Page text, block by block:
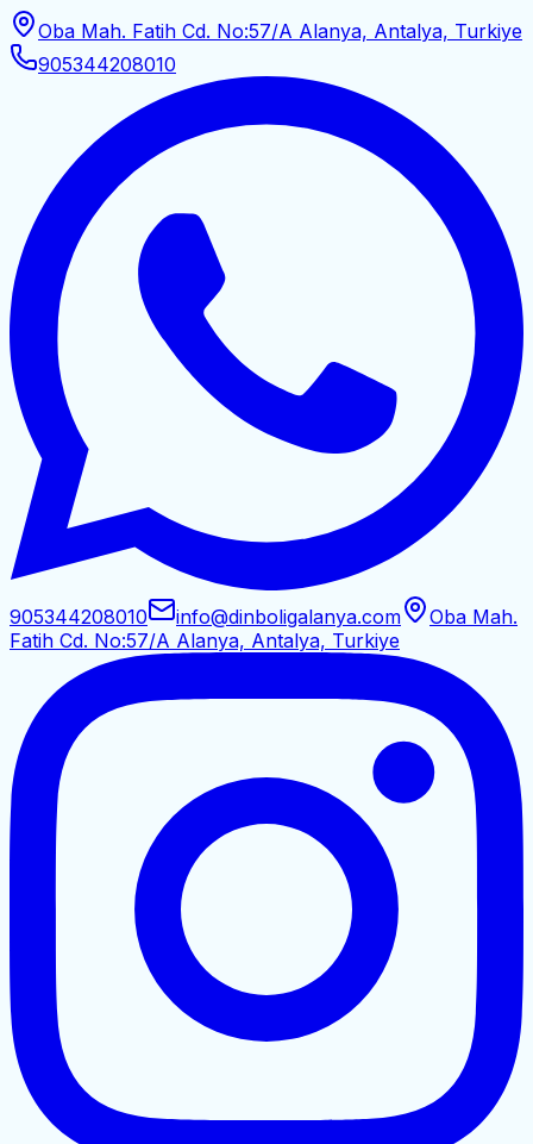
Oba Mah. Fatih Cd. No:57/A Alanya, Antalya, Turkiye
905344208010
905344208010 info@dinboligalanya.com
Oba Mah.
Fatih Cd. No:57/A Alanya, Antalya, Turkiye